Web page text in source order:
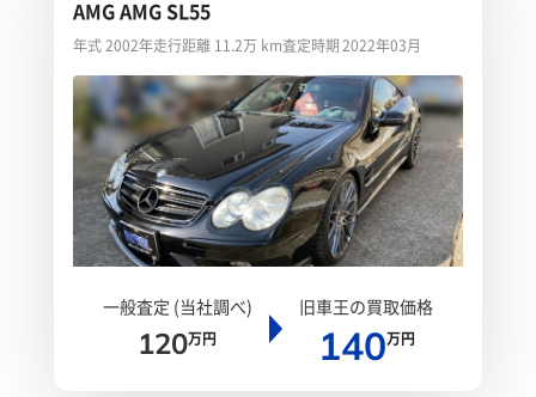
AMG AMG SL55
年式 2002年走行距離 11.2万 km査定時期 2022年03月
一般査定 (当社調べ)
120万円
旧車王の買取価格
140万円